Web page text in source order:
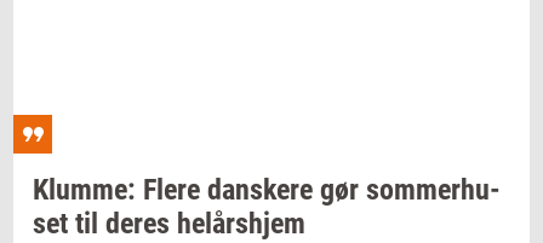
Klum­me: Flere dan­ske­re gør som­mer­hu­
set til deres helårs­hjem